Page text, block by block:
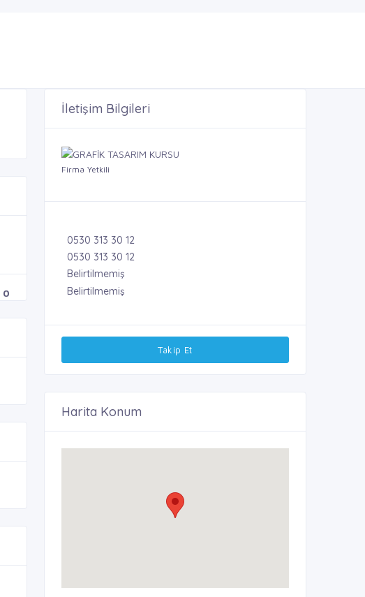
0
İletişim Bilgileri
Firma Yetkili
0530 313 30 12
0530 313 30 12
Belirtilmemiş
Belirtilmemiş
Takip Et
Harita Konum